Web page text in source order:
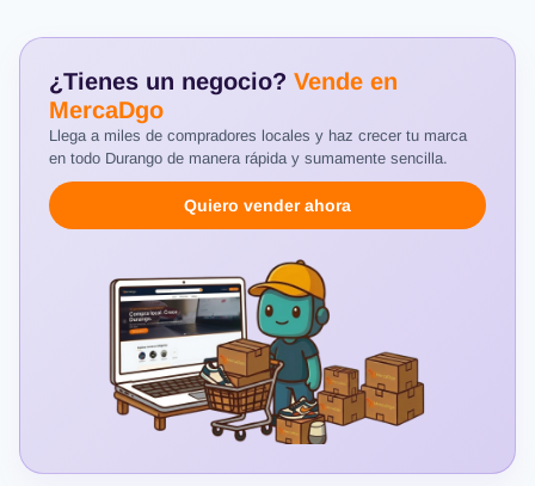
¿Tienes un negocio? Vende en
MercaDgo
Llega a miles de compradores locales y haz crecer tu marca
en todo Durango de manera rápida y sumamente sencilla.
Quiero vender ahora